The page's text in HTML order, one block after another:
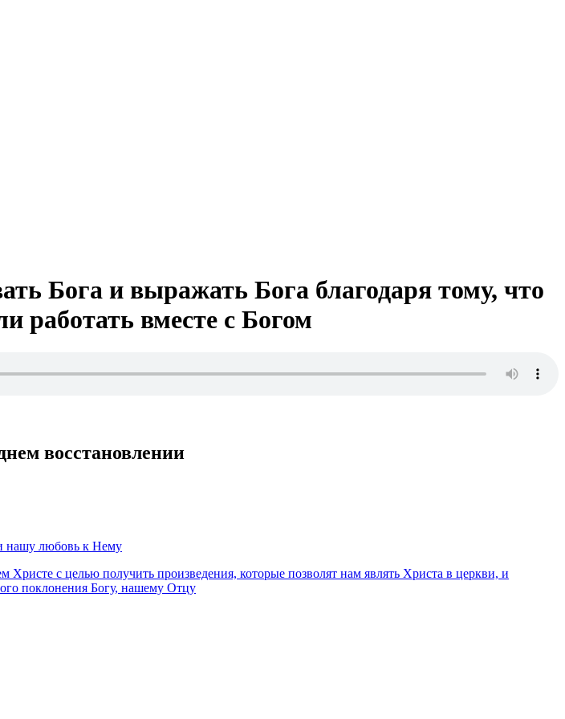
Бога и выражать Бога благодаря тому, что
работать вместе с Богом
восстановлении
нашу любовь к Нему
с целью получить произведения, которые позволят нам являть Христа в церкви, и
поклонения Богу, нашему Отцу